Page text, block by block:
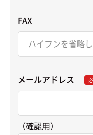
FAX
メールアドレス
（確認用）